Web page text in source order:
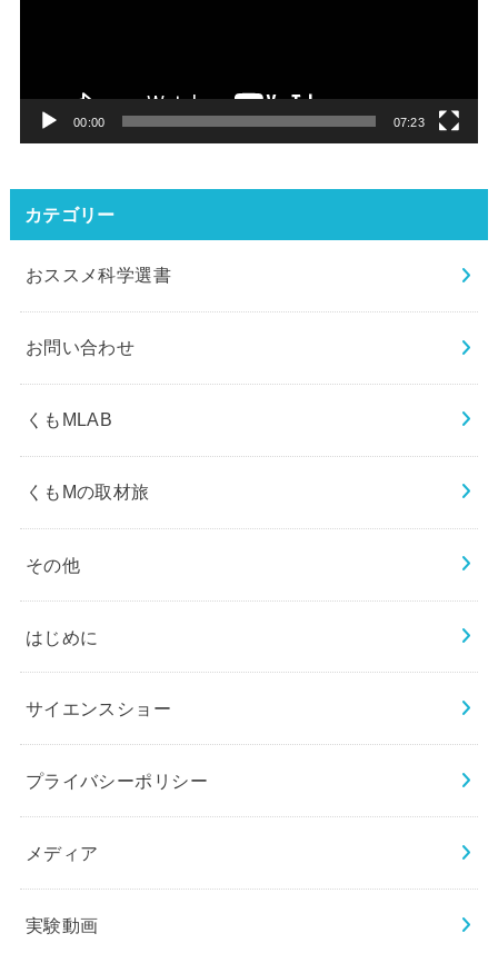
00:00 07:23
カテゴリー
おススメ科学選書
お問い合わせ
くもMLAB
くもMの取材旅
その他
はじめに
サイエンスショー
プライバシーポリシー
メディア
実験動画